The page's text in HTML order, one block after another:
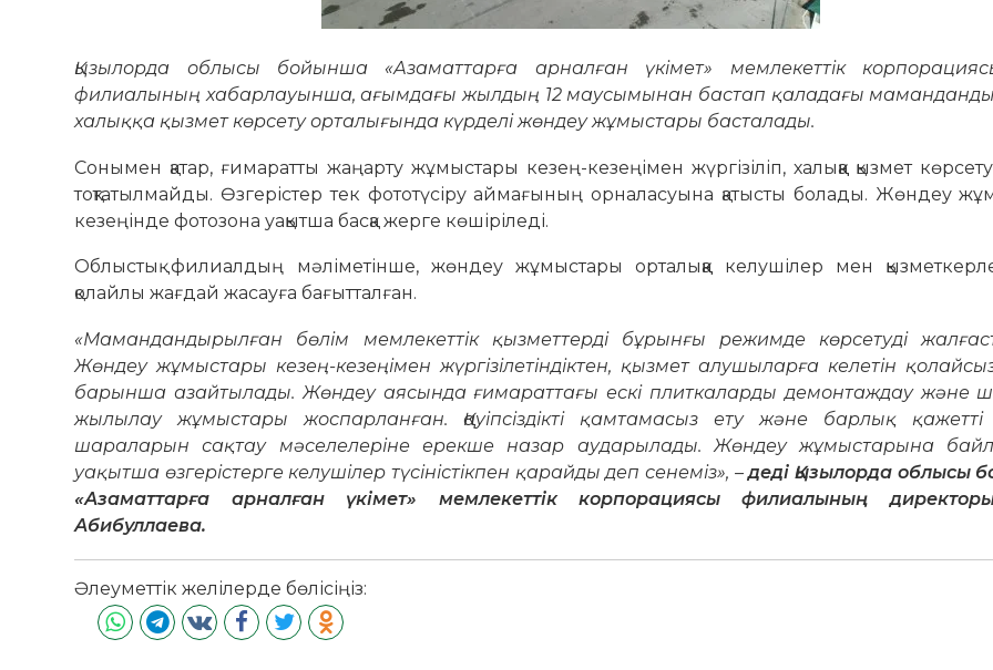
Қызылорда облысы бойынша «Азаматтарға арналған үкімет» мемлекеттік
филиалының хабарлауынша, ағымдағы жылдың 12 маусымынан бастап қаладағы
халыққа қызмет көрсету орталығында күрделі жөндеу жұмыстары басталады.
Сонымен қатар, ғимаратты жаңарту жұмыстары кезең-кезеңімен жүргізіліп, халыққа қызмет көрсету
тоқтатылмайды. Өзгерістер тек фототүсіру аймағының орналасуына қатысты болады. Жөндеу
кезеңінде фотозона уақытша басқа жерге көшіріледі.
Облыстық филиалдың мәліметінше, жөндеу жұмыстары орталыққа келушілер мен
қолайлы жағдай жасауға бағытталған.
«Мамандандырылған бөлім мемлекеттік қызметтерді бұрынғы режимде көрсетуді
Жөндеу жұмыстары кезең-кезеңімен жүргізілетіндіктен, қызмет алушыларға келетін
барынша азайтылады. Жөндеу аясында ғимараттағы ескі плиткаларды демонтаждау және
жылылау жұмыстары жоспарланған. Қауіпсіздікті қамтамасыз ету және барлық қажетті
шараларын сақтау мәселелеріне ерекше назар аударылады. Жөндеу жұмыстарына
уақытша өзгерістерге келушілер түсіністікпен қарайды деп сенеміз», –деді Қызылорда облысы
«Азаматтарға арналған үкімет» мемлекеттік корпорациясы филиалының
Абибуллаева.
Әлеуметтік желілерде бөлісіңіз: